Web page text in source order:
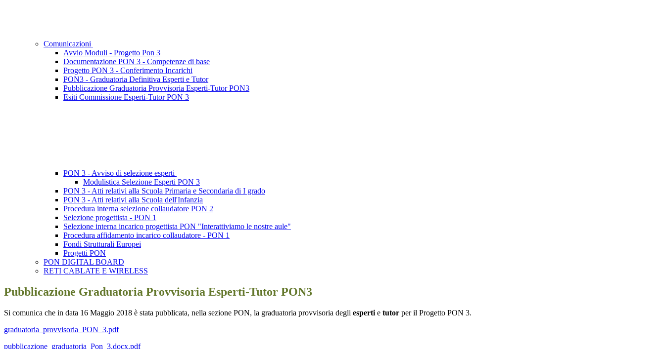
Comunicazioni
Avvio Moduli - Progetto Pon 3
Documentazione PON 3 - Competenze di base
Progetto PON 3 - Conferimento Incarichi
PON3 - Graduatoria Definitiva Esperti e Tutor
Pubblicazione Graduatoria Provvisoria Esperti-Tutor PON3
Esiti Commissione Esperti-Tutor PON 3
PON 3 - Avviso di selezione esperti
Modulistica Selezione Esperti PON 3
PON 3 - Atti relativi alla Scuola Primaria e Secondaria di I grado
PON 3 - Atti relativi alla Scuola dell'Infanzia
Procedura interna selezione collaudatore PON 2
Selezione progettista - PON 1
Selezione interna incarico progettista PON "Interattiviamo le nostre aule"
Procedura affidamento incarico collaudatore - PON 1
Fondi Strutturali Europei
Progetti PON
PON DIGITAL BOARD
RETI CABLATE E WIRELESS
Pubblicazione Graduatoria Provvisoria Esperti-Tutor PON3
Si comunica che in data 16 Maggio 2018 è stata pubblicata, nella sezione PON, la graduatoria provvisoria degli esperti e tutor per il Progetto PON 3.
graduatoria_provvisoria_PON_3.pdf
pubblicazione_graduatoria_Pon_3.docx.pdf